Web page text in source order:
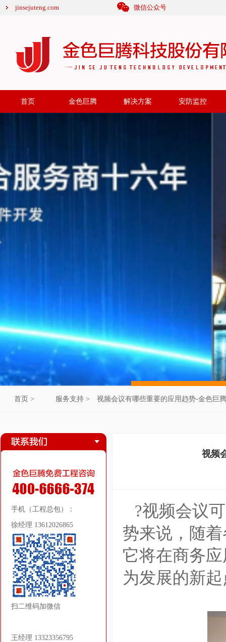
jinsejuteng.com 微信公众号
首页 金色巨腾 解决方案 安防监控
首页 > 服务支持 > 视频会议有哪些重要的应用趋势-金色巨
手机（工程总包）：
徐经理 13612026865
扫二维码加微信
王经理 13323356795
视频
?视频会议
势来说，随
它将在商务
为发展的新